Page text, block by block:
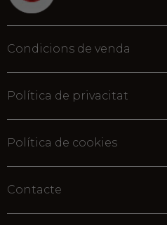
Condicions de venda
Política de privacitat
Política de cookies
Contacte